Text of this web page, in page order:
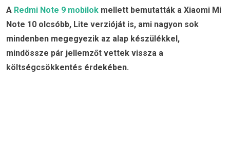
A Redmi Note 9 mobilok mellett bemutatták a Xiaomi Mi
Note 10 olcsóbb, Lite verzióját is, ami nagyon sok
mindenben megegyezik az alap készülékkel,
mindössze pár jellemzőt vettek vissza a
költségcsökkentés érdekében.